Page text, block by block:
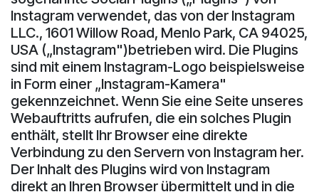
Instagram verwendet, das von der Instagram
LLC., 1601 Willow Road, Menlo Park, CA 94025,
USA („Instagram")betrieben wird. Die Plugins
sind mit einem Instagram-Logo beispielsweise
in Form einer „Instagram-Kamera"
gekennzeichnet. Wenn Sie eine Seite unseres
Webauftritts aufrufen, die ein solches Plugin
enthält, stellt Ihr Browser eine direkte
Verbindung zu den Servern von Instagram her.
Der Inhalt des Plugins wird von Instagram
direkt an Ihren Browser übermittelt und in die